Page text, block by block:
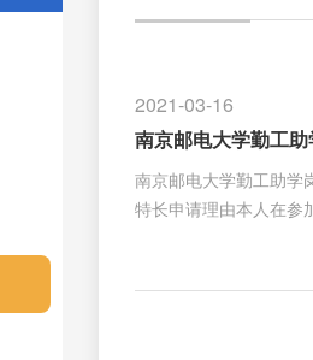
2021-03-16
南京邮电大学勤工
南京邮电大学勤工助学
特长申请理由本人在参